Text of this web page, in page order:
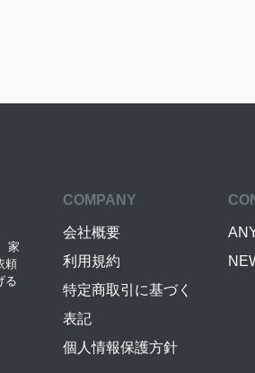
家
頼
る
COMPANY
会社概要
利用規約
特定商取引に基づく
表記
個人情報保護方針